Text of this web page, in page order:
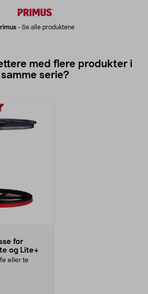
- Se alle produktene
med flere produkter i
samme serie?
for
og Lite+
eller te